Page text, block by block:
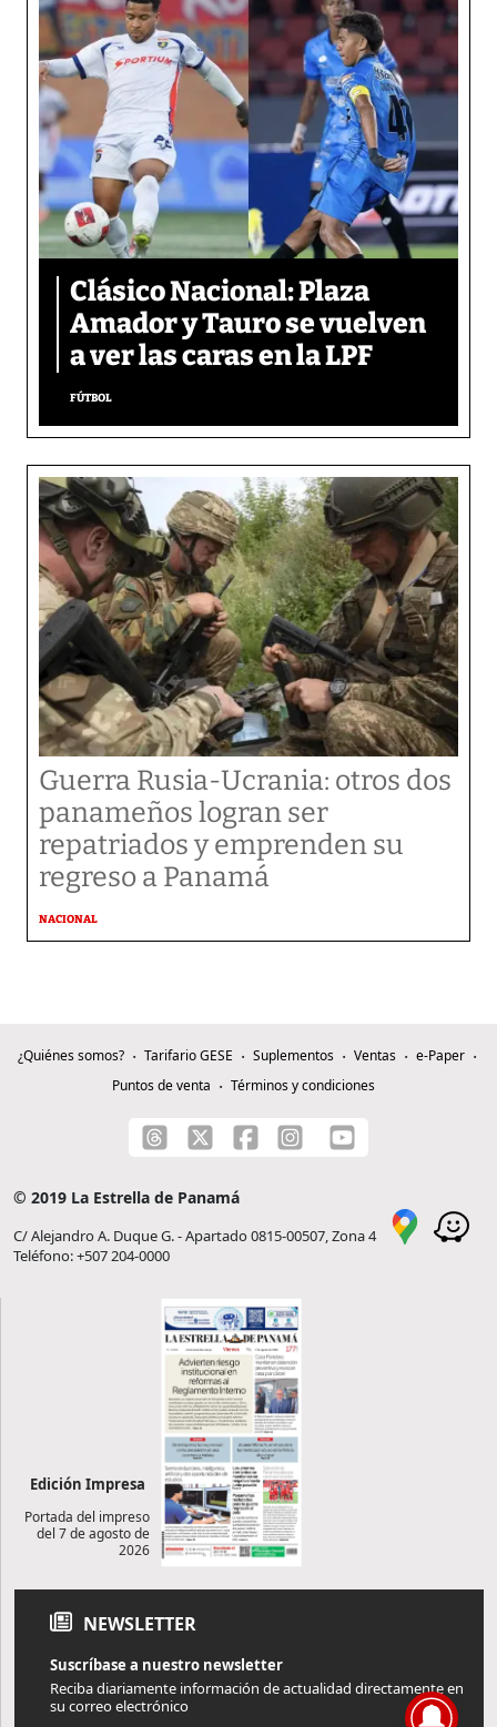
Clásico Nacional: Plaza
Amador y Tauro se vuelven
a ver las caras en la LPF
FÚTBOL
Guerra Rusia-Ucrania: otros dos
panameños logran ser
repatriados y emprenden su
regreso a Panamá
NACIONAL
¿Quiénes somos? Tarifario GESE Suplementos Ventas
e-Paper
Puntos de venta
Términos y condiciones
© 2019 La Estrella de Panamá
C/ Alejandro A. Duque G. - Apartado 0815-00507, Zona 4
Teléfono: +507 204-0000
Edición Impresa
Portada del impreso
del 7 de agosto de
2026
NEWSLETTER
Suscríbase a nuestro newsletter
Reciba diariamente información de actualidad directamente en
su correo electrónico